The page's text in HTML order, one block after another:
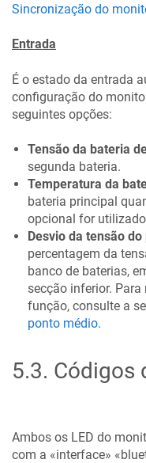
Sincronização do
Entrada
É o estado da entrada
configuração do
seguintes opções:
Tensão da bateria
segunda bateria.
Temperatura da
bateria principal
opcional for
Desvio da tensão
percentagem da
banco de baterias,
secção inferior.
função, consulte a
ponto médio.
5.3. Códigos
Ambos os LED do
com a «interface»